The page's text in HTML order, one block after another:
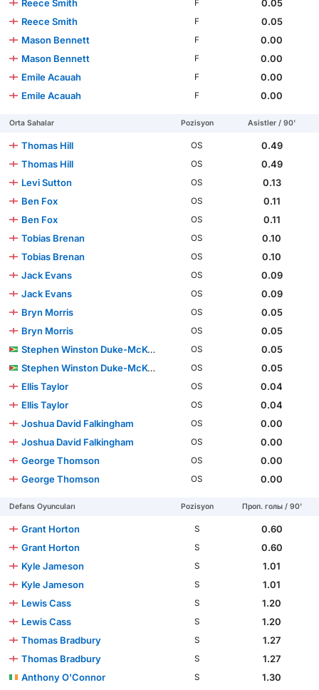
Reece Smith F
0.05
Reece Smith
F
0.05
Mason Bennett
F
0.00
Mason Bennett
F
0.00
Emile Acauah
F
0.00
Emile Acauah
F 0.00
Orta Sahalar Pozisyon Asistler / 90'
Thomas Hill OS
0.49
Thomas Hill
OS
0.49
Levi Sutton
OS
0.13
Ben Fox
OS
0.11
Ben Fox
OS
0.11
Tobias Brenan
OS
0.10
Tobias Brenan
OS
0.10
Jack Evans
OS
0.09
Jack Evans
OS
0.09
Bryn Morris
OS
0.05
Bryn Morris
OS
0.05
Stephen Winston Duke-McKenna
OS
0.05
Stephen Winston Duke-McKenna
OS
0.05
Ellis Taylor
OS
0.04
Ellis Taylor
OS
0.04
Joshua David Falkingham
OS
0.00
Joshua David Falkingham
OS
0.00
George Thomson
OS
0.00
George Thomson
OS 0.00
Defans Oyuncuları Pozisyon Проп. голы / 90'
Grant Horton S
0.60
Grant Horton
S
0.60
Kyle Jameson
S
1.01
Kyle Jameson
S
1.01
Lewis Cass
S
1.20
Lewis Cass
S
1.20
Thomas Bradbury
S
1.27
Thomas Bradbury
S
1.27
Anthony O'Connor
S
1.30